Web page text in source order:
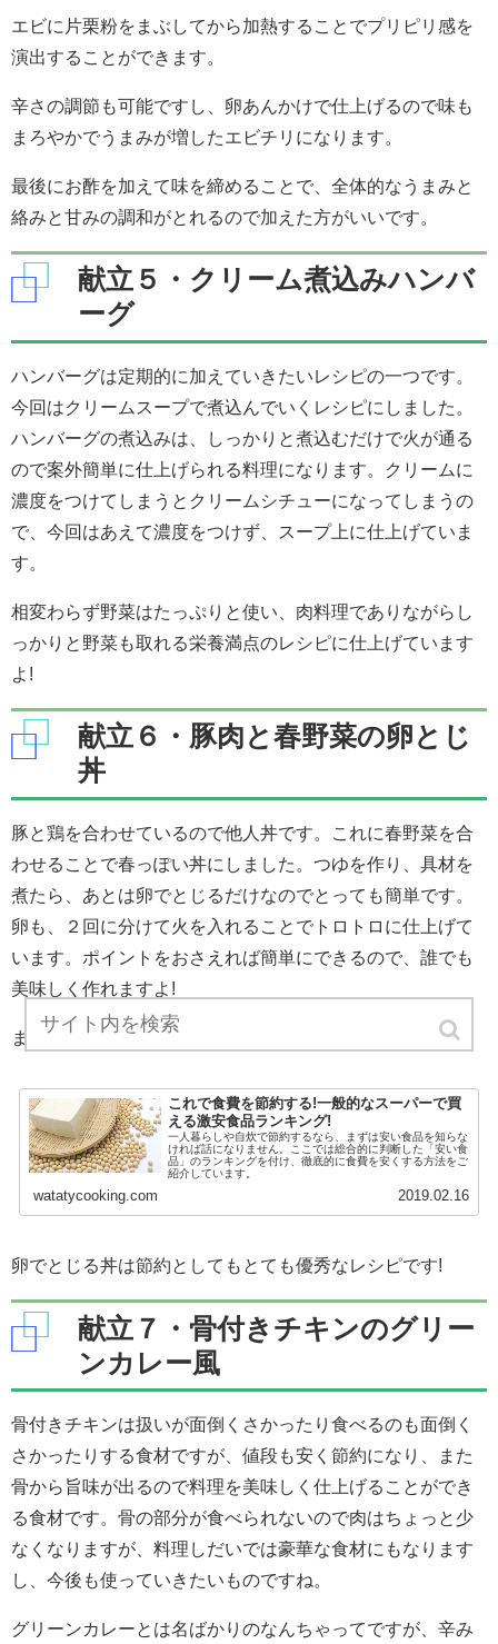
エビに片栗粉をまぶしてから加熱することでプリピリ感を
演出することができます。
辛さの調節も可能ですし、卵あんかけで仕上げるので味も
まろやかでうまみが増したエビチリになります。
最後にお酢を加えて味を締めることで、全体的なうまみと
絡みと甘みの調和がとれるので加えた方がいいです。
献立５・クリーム煮込みハンバ
ーグ
ハンバーグは定期的に加えていきたいレシピの一つです。
今回はクリームスープで煮込んでいくレシピにしました。
ハンバーグの煮込みは、しっかりと煮込むだけで火が通る
ので案外簡単に仕上げられる料理になります。クリームに
濃度をつけてしまうとクリームシチューになってしまうの
で、今回はあえて濃度をつけず、スープ上に仕上げていま
す。
相変わらず野菜はたっぷりと使い、肉料理でありながらし
っかりと野菜も取れる栄養満点のレシピに仕上げています
よ!
献立６・豚肉と春野菜の卵とじ
丼
豚と鶏を合わせているので他人丼です。これに春野菜を合
わせることで春っぽい丼にしました。つゆを作り、具材を
煮たら、あとは卵でとじるだけなのでとっても簡単です。
卵も、２回に分けて火を入れることでトロトロに仕上げて
います。ポイントをおさえれば簡単にできるので、誰でも
美味しく作れますよ!
また、卵は安い食品なので節約食材。
これで食費を節約する!一般的なスーパーで買
える激安食品ランキング!
一人暮らしや自炊で節約するなら、まずは安い食品を知らな
ければ話になりません。ここでは総合的に判断した「安い食
品」のランキングを付け、徹底的に食費を安くする方法をご
紹介しています。
watatycooking.com 2019.02.16
卵でとじる丼は節約としてもとても優秀なレシピです!
献立７・骨付きチキンのグリー
ンカレー風
骨付きチキンは扱いが面倒くさかったり食べるのも面倒く
さかったりする食材ですが、値段も安く節約になり、また
骨から旨味が出るので料理を美味しく仕上げることができ
る食材です。骨の部分が食べられないので肉はちょっと少
なくなりますが、料理しだいでは豪華な食材にもなります
し、今後も使っていきたいものですね。
グリーンカレーとは名ばかりのなんちゃってですが、辛み